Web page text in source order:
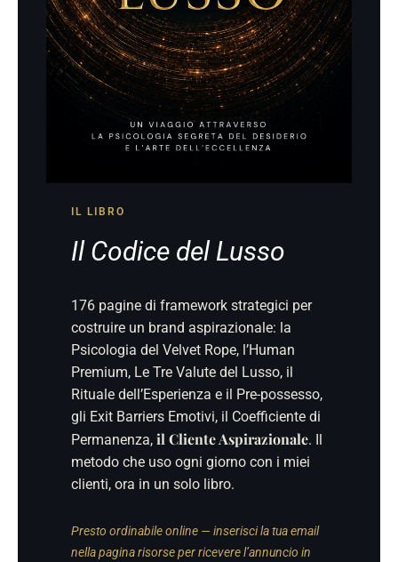
IL LIBRO
Il Codice del Lusso
176 pagine di framework strategici per
costruire un brand aspirazionale: la
Psicologia del Velvet Rope, l’Human
Premium, Le Tre Valute del Lusso, il
Rituale dell’Esperienza e il Pre-possesso,
gli Exit Barriers Emotivi, il Coefficiente di
Permanenza, il Cliente Aspirazionale. Il
metodo che uso ogni giorno con i miei
clienti, ora in un solo libro.
Presto ordinabile online — inserisci la tua email
nella pagina risorse per ricevere l’annuncio in